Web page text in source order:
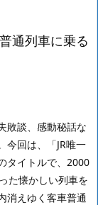
通列車に乗る
敗談、感動秘話な
今回は、「JR唯一
タイトルで、2000
た懐かしい列車を
消えゆく客車普通